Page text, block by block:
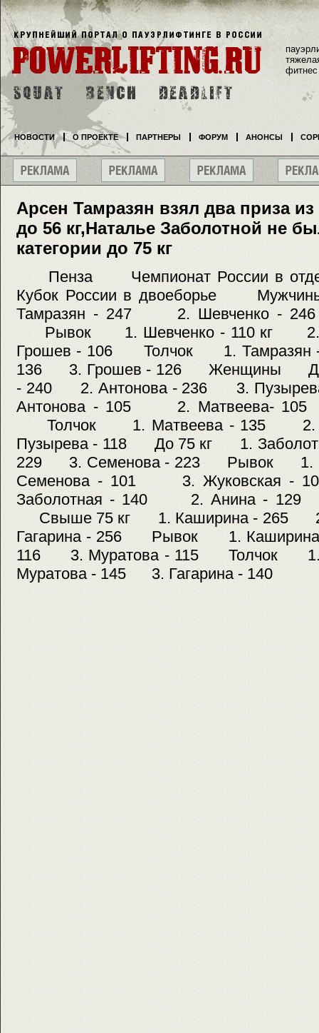
Арсен Тамразян взял два приза из
до 56 кг,Наталье Заболотной не
категории до 75 кг
Пенза Чемпионат России в
Кубок России в двоеборье
Тамразян - 247 2. Шевченко -
Рывок 1. Шевченко - 110 кг 2.
Грошев - 106 Толчок 1. Тамразян
136 3. Грошев - 126 Женщины До
- 240 2. Антонова - 236 3.
Антонова - 105 2. Матвеева-
Толчок 1. Матвеева - 135 2.
Пузырева - 118 До 75 кг 1.
229 3. Семенова - 223 Рывок 1.
Семенова - 101 3.
Заболотная - 140 2. Анина -
Свыше 75 кг 1. Каширина - 265
Гагарина - 256 Рывок 1.
116 3. Муратова - 115 Толчок
Муратова - 145 3. Гагарина - 140
фитнес
НОВОСТИ О ПРОЕКТЕ ПАРТНЕРЫ ФОРУМ АНОНСЫ